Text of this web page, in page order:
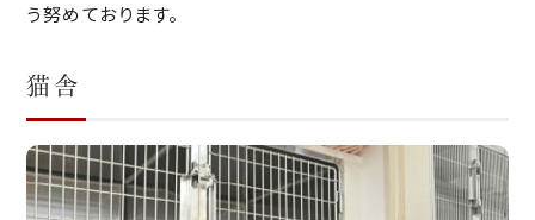
う努めております。
猫舎